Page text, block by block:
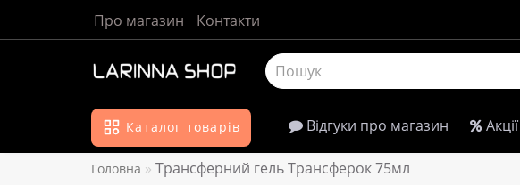
Про магазин Контакти
Каталог товарів Відгуки про магазин Акції
Головна Трансферний гель Трансферок 75мл